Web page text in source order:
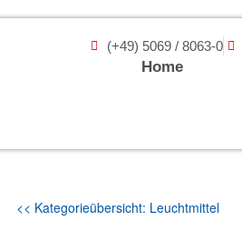
(+49) 5069 / 8063-0
Home
<< Kategorieübersicht: Leuchtmittel